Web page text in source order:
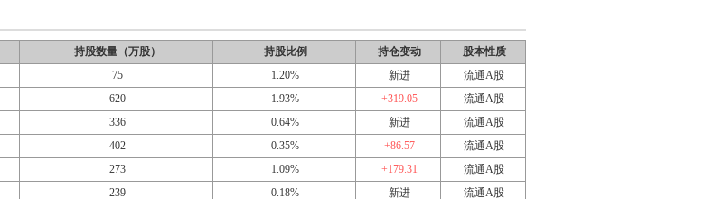
持股数量（万股） 持股比例 持仓变动
股本性质
75 1.20% 新进
流通A股
620 1.93% +319.05
流通A股
336 0.64% 新进
流通A股
402 0.35% +86.57
流通A股
273 1.09% +179.31
流通A股
239 0.18% 新进
流通A股